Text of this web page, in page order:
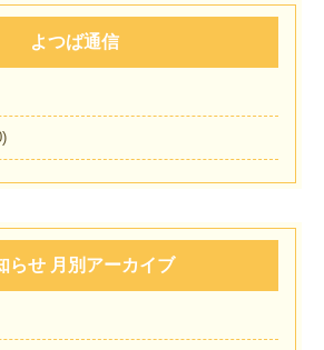
よつば通信
らせ 月別アーカイブ